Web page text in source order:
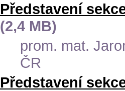
Představení
(2,4 MB)
prom. mat.
ČR
Představení